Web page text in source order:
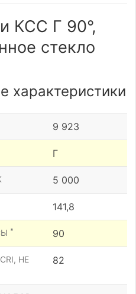
КСС Г 90°,
стекло
характеристики
9 923
Г
5 000
141,8
* 90
НЕ
82